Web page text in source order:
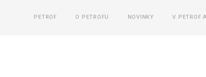
PETROF O PETROFU NOVINKY V PETROF